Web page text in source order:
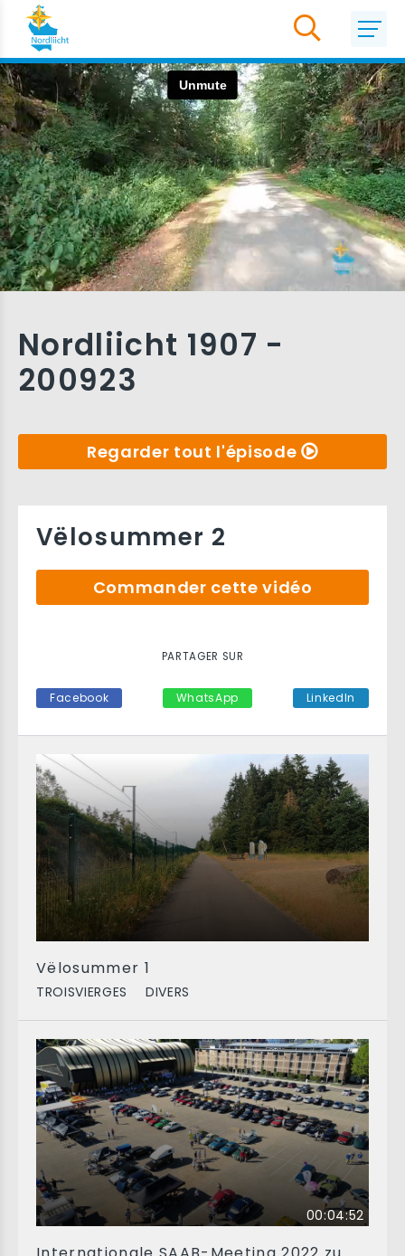
Nordliicht 1907 -
200923
Regarder tout l'épisode
Vëlosummer 1
TROISVIERGES DIVERS
00:04:52
Vëlosummer 2
Commander cette vidéo
PARTAGER SUR
Facebook WhatsApp LinkedIn